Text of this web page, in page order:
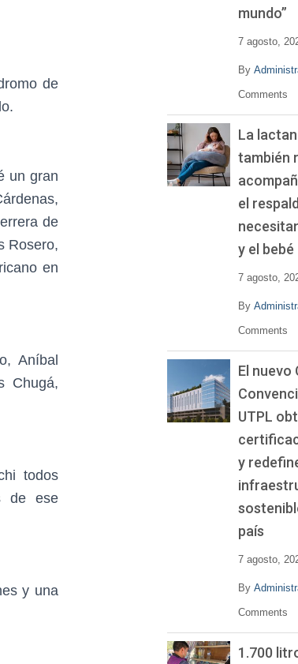
de
un gran
de
Rosero,
en
Aníbal
Chugá,
todos
de ese
y una
mundo”
7 agosto,
By
Comments
La
también
el
y el bebé
7 agosto,
By
Comments
El nuevo
UTPL
y
país
7 agosto,
By
Comments
1.700